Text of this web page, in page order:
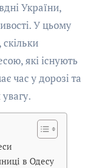
України,
У цьому
які існують
час у дорозі та
в Одесу